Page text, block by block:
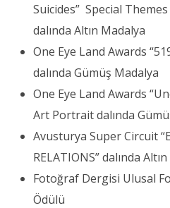
Suicides” Special
dalında Altın Madalya
One Eye Land Awards
dalında Gümüş Madalya
One Eye Land Awards
Art Portrait dalında
Avusturya Super Circuit
RELATIONS” dalında
Fotoğraf Dergisi Ulusal
Ödülü